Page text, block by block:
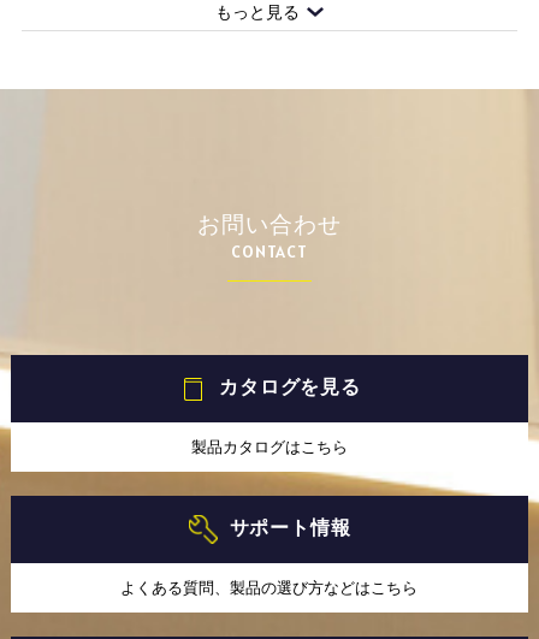
もっと見る
お問い合わせ
CONTACT
カタログを見る
製品カタログはこちら
サポート情報
よくある質問、製品の選び方などはこちら